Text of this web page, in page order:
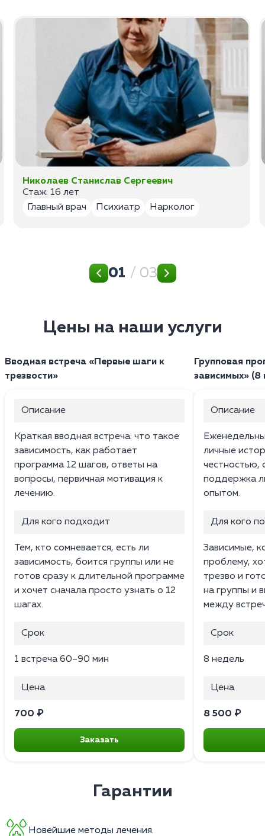
Николаев Станислав Сергеевич
Стаж: 16 лет
Главный врач
Психиатр Нарколог
01 / 03
Цены на наши услуги
Вводная встреча «Первые шаги к
трезвости»
Описание
Краткая вводная встреча: что такое
зависимость, как работает
программа 12 шагов, ответы на
вопросы, первичная мотивация к
лечению.
Для кого подходит
Тем, кто сомневается, есть ли
зависимость, боится группы или не
готов сразу к длительной программе
и хочет сначала просто узнать о 12
шагах.
Срок
1 встреча 60–90 мин
Цена
700 ₽
Заказать
Групповая
зависимых» (8
Описание
личные
честностью,
поддержка
опытом.
Для кого
Зависимые,
проблему,
трезво и
на группы и
между
Срок
8 недель
Цена
8 500 ₽
Гарантии
Новейшие методы лечения.